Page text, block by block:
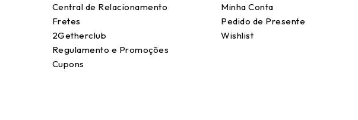
Central de Relacionamento
Fretes
2Getherclub
Regulamento e Promoções
Cupons
Minha Conta
Pedido de Presente
Wishlist